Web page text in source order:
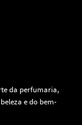
da perfumaria,
e do bem-